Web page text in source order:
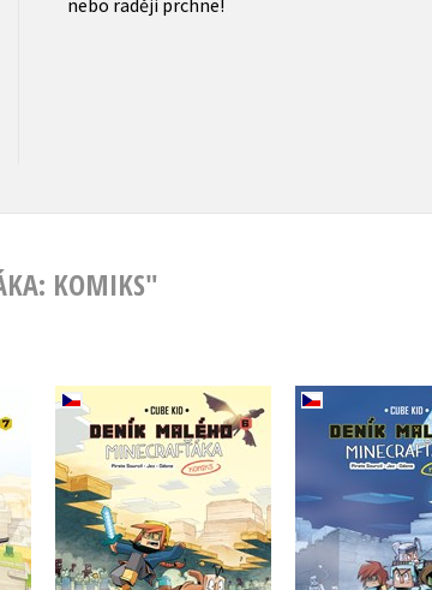
KOMIKS"
Deník malého
Minecrafťáka: komiks
6
Cube Kid
Deník
5
Cube